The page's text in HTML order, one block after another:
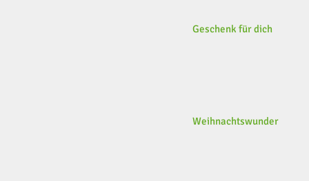
Geschenk für dich
Weihnachtswunder